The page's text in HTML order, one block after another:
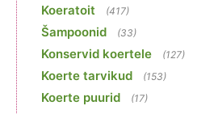
Koeratoit (417)
Šampoonid (33)
Konservid koertele (127)
Koerte tarvikud (153)
Koerte puurid (17)